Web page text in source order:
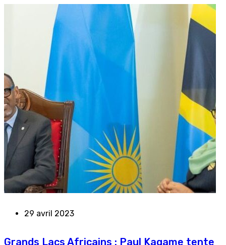
29 avril 2023
Grands Lacs Africains : Paul Kagame tente